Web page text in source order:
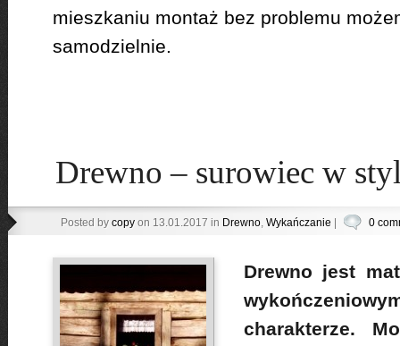
mieszkaniu montaż bez problemu
samodzielnie.
Drewno – surowiec w
Posted by copyon 13.01.2017 in Drewno, Wykańczanie 0
Drewno jest
charakterze.